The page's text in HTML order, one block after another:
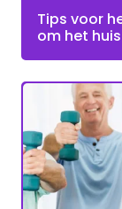
Tips voor
om het huis